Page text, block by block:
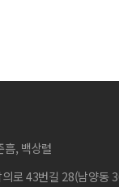
흠, 백상렬
로 43번길 28(남양동